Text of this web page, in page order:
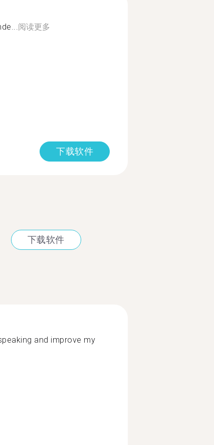
阅读更多
下载软件
下载软件
and improve my